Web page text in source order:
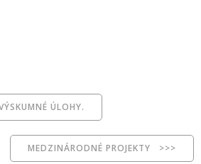
ÚLOHY.
MEDZINÁRODNÉ PROJEKTY >>>